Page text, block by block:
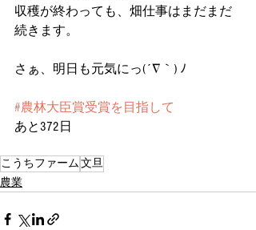
収穫が終わっても、畑仕事はまだまだ
続きます。
さぁ、明日も元気にっ(´∇｀) ﾉ
#農林大臣賞受賞を目指して
あと372日
こうちファーム文旦
農業